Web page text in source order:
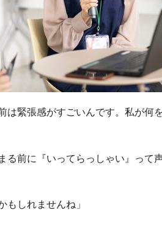
は緊張感がすごいんです。私が何
る前に『いってらっしゃい』って
もしれませんね」